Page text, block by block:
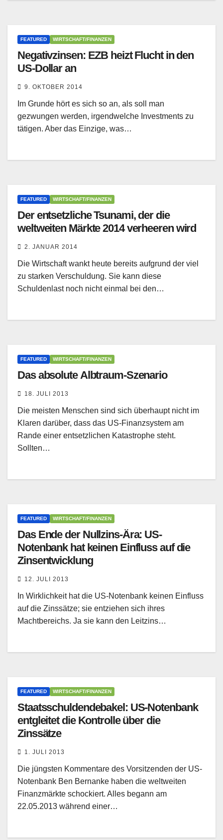
FEATURED WIRTSCHAFT/FINANZEN
Negativzinsen: EZB heizt Flucht in den
US-Dollar an
9. OKTOBER 2014
Im Grunde hört es sich so an, als soll man
gezwungen werden, irgendwelche Investments zu
tätigen. Aber das Einzige, was…
FEATURED WIRTSCHAFT/FINANZEN
Der entsetzliche Tsunami, der die
weltweiten Märkte 2014 verheeren wird
2. JANUAR 2014
Die Wirtschaft wankt heute bereits aufgrund der viel
zu starken Verschuldung. Sie kann diese
Schuldenlast noch nicht einmal bei den…
FEATURED WIRTSCHAFT/FINANZEN
Das absolute Albtraum-Szenario
18. JULI 2013
Die meisten Menschen sind sich überhaupt nicht im
Klaren darüber, dass das US-Finanzsystem am
Rande einer entsetzlichen Katastrophe steht.
Sollten…
FEATURED WIRTSCHAFT/FINANZEN
Das Ende der Nullzins-Ära: US-
Notenbank hat keinen Einfluss auf die
Zinsentwicklung
12. JULI 2013
In Wirklichkeit hat die US-Notenbank keinen Einfluss
auf die Zinssätze; sie entziehen sich ihres
Machtbereichs. Ja sie kann den Leitzins…
FEATURED WIRTSCHAFT/FINANZEN
Staatsschuldendebakel: US-Notenbank
entgleitet die Kontrolle über die
Zinssätze
1. JULI 2013
Die jüngsten Kommentare des Vorsitzenden der US-
Notenbank Ben Bernanke haben die weltweiten
Finanzmärkte schockiert. Alles begann am
22.05.2013 während einer…